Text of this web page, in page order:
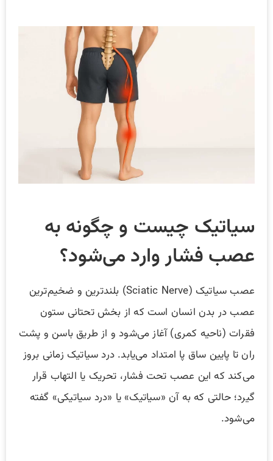
سیاتیک چیست و چگونه به
عصب فشار وارد می‌شود؟
عصب سیاتیک (Sciatic Nerve) بلندترین و ضخیم‌ترین
عصب در بدن انسان است که از بخش تحتانی ستون
فقرات (ناحیه کمری) آغاز می‌شود و از طریق باسن و پشت
ران تا پایین ساق پا امتداد می‌یابد. درد سیاتیک زمانی بروز
می‌کند که این عصب تحت فشار، تحریک یا التهاب قرار
گیرد؛ حالتی که به آن «سیاتیک» یا «درد سیاتیکی» گفته
می‌شود.